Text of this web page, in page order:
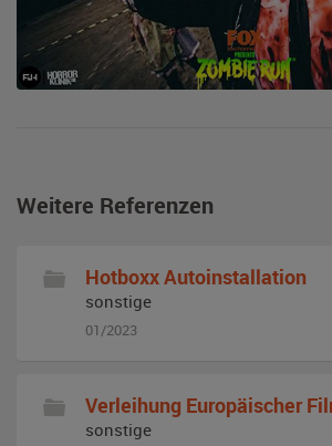
Weitere Referenzen
Hotboxx Autoinstallation
sonstige
01/2023
Verleihung Europäischer
sonstige